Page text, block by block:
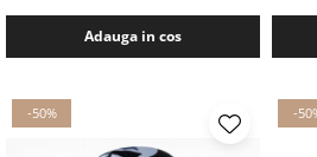
Adauga in cos
-50% -